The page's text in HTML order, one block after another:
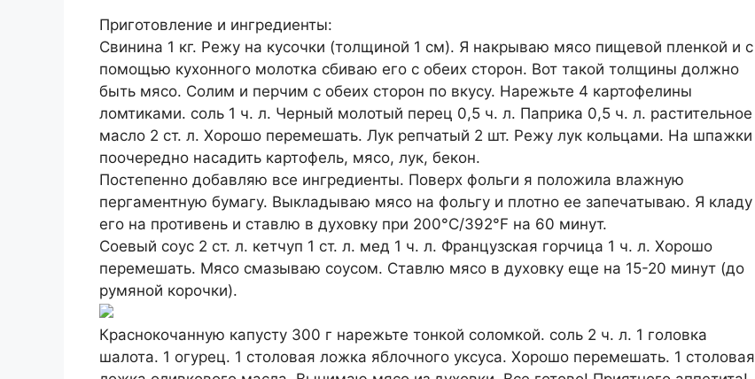
Приготовление и ингредиенты:
Свинина 1 кг. Режу на кусочки (толщиной 1 см). Я накрываю мясо пищевой пленкой и с
помощью кухонного молотка сбиваю его с обеих сторон. Вот такой толщины должно
быть мясо. Солим и перчим с обеих сторон по вкусу. Нарежьте 4 картофелины
ломтиками. соль 1 ч. л. Черный молотый перец 0,5 ч. л. Паприка 0,5 ч. л. растительное
масло 2 ст. л. Хорошо перемешать. Лук репчатый 2 шт. Режу лук кольцами. На шпажки
поочередно насадить картофель, мясо, лук, бекон.
Постепенно добавляю все ингредиенты. Поверх фольги я положила влажную
пергаментную бумагу. Выкладываю мясо на фольгу и плотно ее запечатываю. Я кладу
его на противень и ставлю в духовку при 200°C/392°F на 60 минут.
Соевый соус 2 ст. л. кетчуп 1 ст. л. мед 1 ч. л. Французская горчица 1 ч. л. Хорошо
перемешать. Мясо смазываю соусом. Ставлю мясо в духовку еще на 15-20 минут (до
румяной корочки).
Краснокочанную капусту 300 г нарежьте тонкой соломкой. соль 2 ч. л. 1 головка
шалота. 1 огурец. 1 столовая ложка яблочного уксуса. Хорошо перемешать. 1 столовая